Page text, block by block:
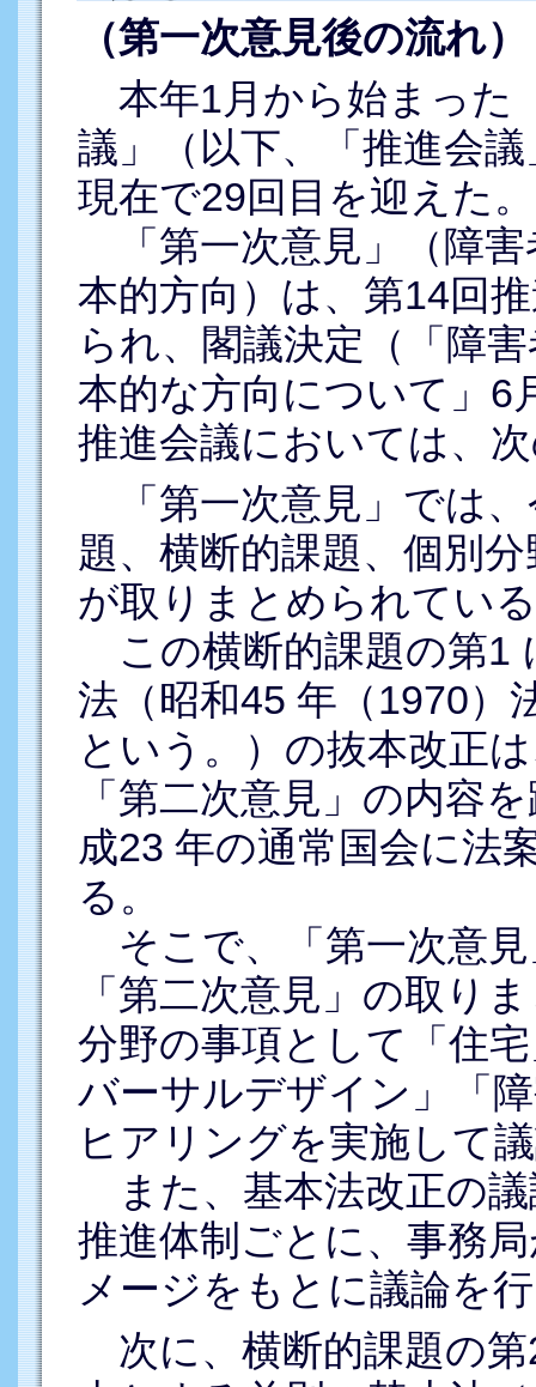
（第一次意見後の流れ）
本年1月から始まった
議」（以下、「推進会
現在で29回目を迎えた。
「第一次意見」（障害
本的方向）は、第14回
られ、閣議決定（「障
本的な方向について」6
推進会議においては、
「第一次意見」では、
題、横断的課題、個別
が取りまとめられてい
この横断的課題の第1
法（昭和45 年（1970）
という。）の抜本改正
「第二次意見」の内容
成23 年の通常国会に法
る。
そこで、「第一次意
「第二次意見」の取り
分野の事項として「住
バーサルデザイン」「
ヒアリングを実施して
また、基本法改正の
推進体制ごとに、事務
メージをもとに議論を
次に、横断的課題の